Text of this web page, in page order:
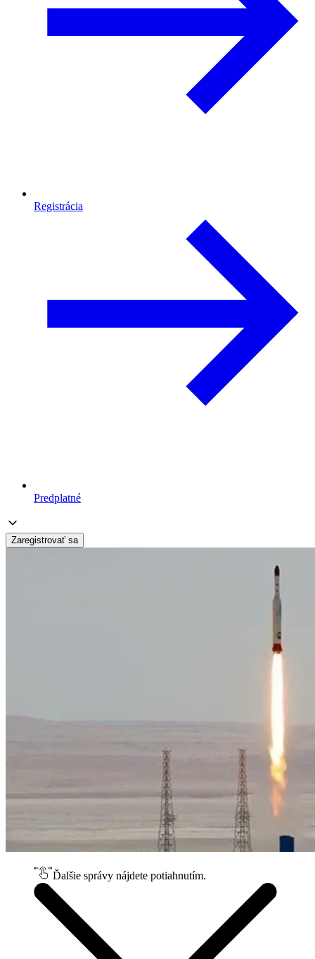
Registrácia
Predplatné
Zaregistrovať sa
Ďalšie správy nájdete potiahnutím.